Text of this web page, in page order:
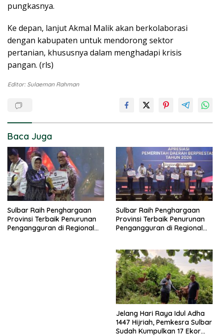
pungkasnya.
Ke depan, lanjut Akmal Malik akan berkolaborasi
dengan kabupaten untuk mendorong sektor
pertanian, khususnya dalam menghadapi krisis
pangan. (rls)
Editor: Sulaeman Rahman
Baca Juga
Sulbar Raih Penghargaan
Provinsi Terbaik Penurunan
Pengangguran di Regional
Sulbar Raih Penghargaan
Provinsi Terbaik Penurunan
Pengangguran di Regional
Jelang Hari Raya Idul Adha
1447 Hijriah, Pemkesra Sulbar
Sudah Kumpulkan 17 Ekor